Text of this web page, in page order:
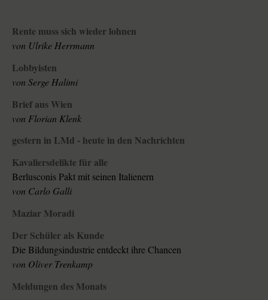
Rente muss sich wieder lohnen
von Ulrike Herrmann
Lobbyisten
von Serge Halimi
Brief aus Wien
von Florian Klenk
gestern in LMd - heute in den Nachrichten
Kavaliersdelikte für alle
Berlusconis Pakt mit seinen Italienern
von Carlo Galli
Maziar Moradi
Der Schüler als Kunde
Die Bildungsindustrie entdeckt ihre Chancen
von Oliver Trenkamp
Meldungen des Monats